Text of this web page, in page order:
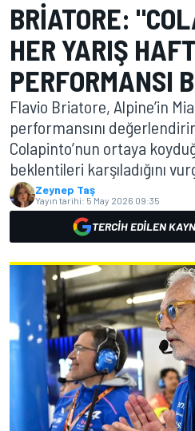
BRIATORE:
HER YARIŞ
PERFORMANSI
Flavio Briatore, Alpine’in
performansını
Colapinto’nun ortaya
beklentileri karşıladığını
Zeynep Taş
Yayın tarihi: 5 May 2026 09:35
TERCIH EDILEN